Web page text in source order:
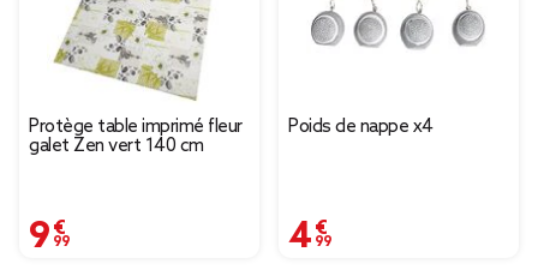
Protège table imprimé fleur
galet Zen vert 140 cm
9,99 €
Poids de nappe x4
4,99 €